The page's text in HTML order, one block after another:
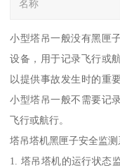
名称
小型塔吊一般没有黑匣
设备，用于记录飞行或
以提供事故发生时的重
小型塔吊一般不需要记
飞行或航行。
塔吊塔机黑匣子安全监
1. 塔吊塔机的运行状态